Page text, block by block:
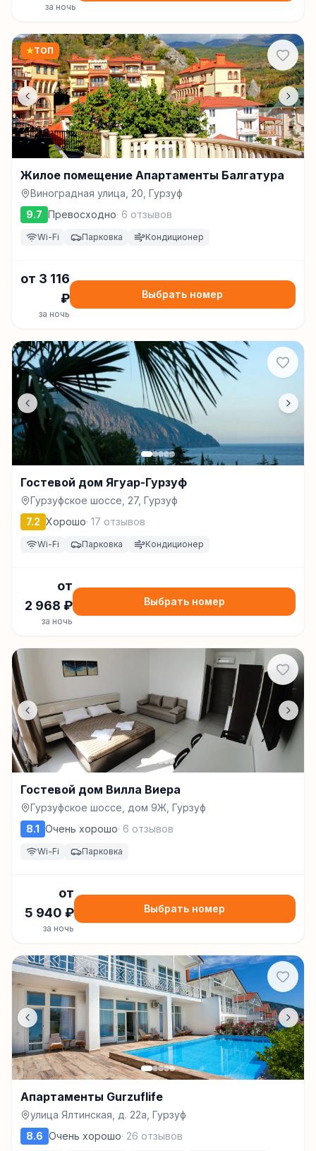
за ночь
★ТОП
Жилое помещение Апартаменты Балгатура
Виноградная улица, 20, Гурзуф
9.7 Превосходно· 6 отзывов
Wi-Fi Парковка Кондиционер
от 3 116
₽
за ночь
Выбрать номер
Гостевой дом Ягуар-Гурзуф
Гурзуфское шоссе, 27, Гурзуф
7.2 Хорошо· 17 отзывов
Wi-Fi Парковка Кондиционер
от
2 968 ₽
за ночь
Выбрать номер
Гостевой дом Вилла Виера
Гурзуфское шоссе, дом 9Ж, Гурзуф
8.1 Очень хорошо· 6 отзывов
Wi-Fi Парковка
от
5 940 ₽
за ночь
Выбрать номер
Апартаменты Gurzuflife
улица Ялтинская, д. 22а, Гурзуф
8.6 Очень хорошо· 26 отзывов